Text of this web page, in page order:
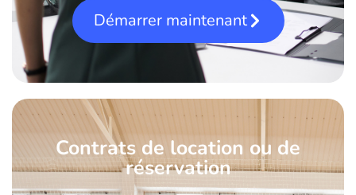
Démarrer maintenant
Contrats de location ou de
réservation